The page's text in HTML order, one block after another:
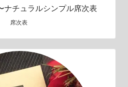
ナチュラルシンプル席次表
席次表